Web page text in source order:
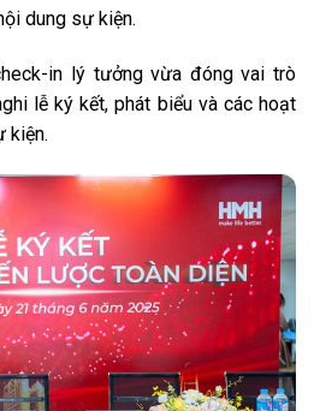
dung sự kiện.
in lý tưởng vừa đóng vai trò
lễ ký kết, phát biểu và các hoạt
kiện.